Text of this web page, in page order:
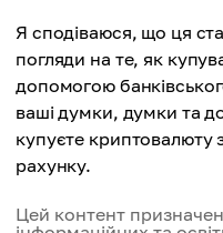
Я сподіваюся, що ця
погляди на те, як
допомогою
ваші думки, думки та
купуєте криптовалюту
рахунку.
Цей контент